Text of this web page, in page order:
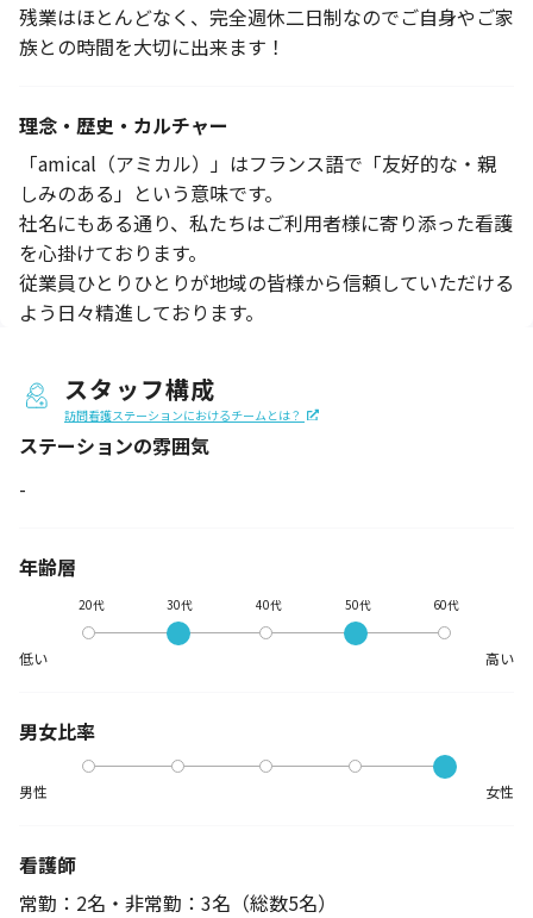
残業はほとんどなく、完全週休二日制なのでご自身やご家
族との時間を大切に出来ます！
理念・歴史・カルチャー
「amical（アミカル）」はフランス語で「友好的な・親
しみのある」という意味です。
社名にもある通り、私たちはご利用者様に寄り添った看護
を心掛けております。
従業員ひとりひとりが地域の皆様から信頼していただける
よう日々精進しております。
スタッフ構成
訪問看護ステーションにおけるチームとは？
ステーションの雰囲気
-
年齢層
低い
20代 30代 40代 50代 60代
高い
男女比率
男性 女性
看護師
常勤：2名・非常勤：3名 （総数5名）